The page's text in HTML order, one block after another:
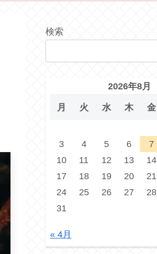
検索
2026年8月
月 火 水 木 金
3
4 5 6 7
10
11 12 13 14
17
18 19 20 21
24
25 26 27 28
31
« 4月